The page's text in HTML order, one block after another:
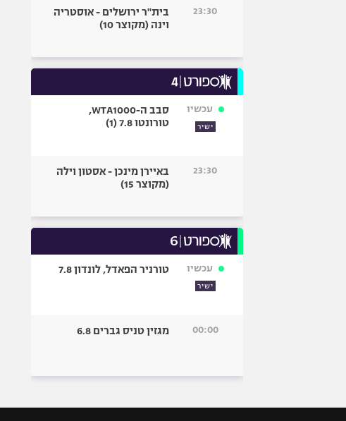
23:30
בית"ר ירושלים - אוסטריה
וינה (מקוצר 10)
עכשיו
ישיר
סבב ה-WTA1000,
טורונטו 7.8 (1)
23:30
באיירן מינכן - אסטון וילה
(מקוצר 15)
עכשיו
ישיר
טורניר הפאדל, לונדון 7.8
00:00 מגזין טניס גברים 6.8